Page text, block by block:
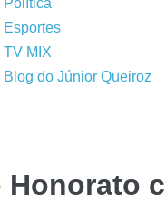
Política
Esportes
TV MIX
Blog do Júnior Queiroz